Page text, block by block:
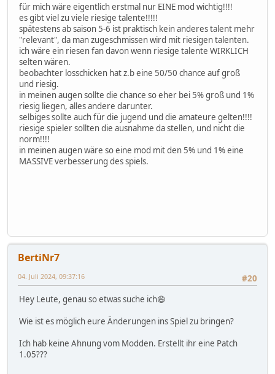
für mich wäre eigentlich erstmal nur EINE mod wichtig!!!!
es gibt viel zu viele riesige talente!!!!!
spätestens ab saison 5-6 ist praktisch kein anderes talent mehr
"relevant", da man zugeschmissen wird mit riesigen talenten.
ich wäre ein riesen fan davon wenn riesige talente WIRKLICH
selten wären.
beobachter losschicken hat z.b eine 50/50 chance auf groß
und riesig.
in meinen augen sollte die chance so eher bei 5% groß und 1%
riesig liegen, alles andere darunter.
selbiges sollte auch für die jugend und die amateure gelten!!!!
riesige spieler sollten die ausnahme da stellen, und nicht die
norm!!!!
in meinen augen wäre so eine mod mit den 5% und 1% eine
MASSIVE verbesserung des spiels.
BertiNr7
#20
04. Juli 2024, 09:37:16
Hey Leute, genau so etwas suche ich😄
Wie ist es möglich eure Änderungen ins Spiel zu bringen?
Ich hab keine Ahnung vom Modden. Erstellt ihr eine Patch
1.05???